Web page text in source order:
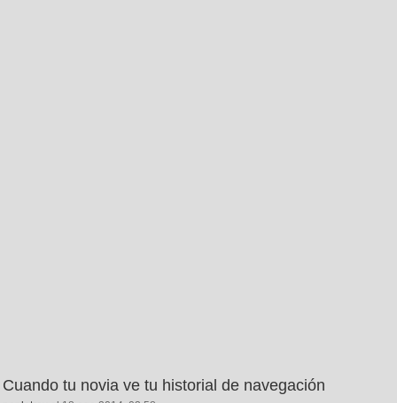
Cuando tu novia ve tu historial de navegación